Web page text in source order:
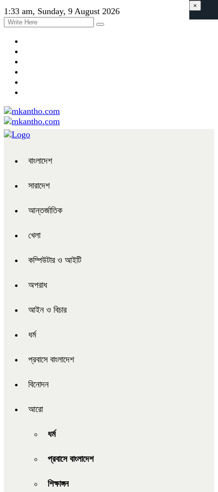
1:33 am, Sunday, 9 August 2026
বাংলাদেশ
সারাদেশ
আন্তর্জাতিক
খেলা
কম্পিউটার ও আইটি
অপরাধ
আইন ও বিচার
ধর্ম
প্রবাসে বাংলাদেশ
বিনোদন
আরো
ধর্ম
প্রবাসে বাংলাদেশ
শিক্ষাঙ্গন
×